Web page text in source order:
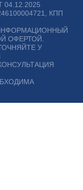
04.12.2025
КПП
ОФЕРТОЙ.
У